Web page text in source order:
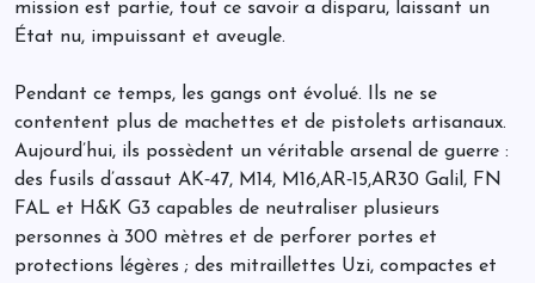
mission est partie, tout ce savoir a disparu, laissant un
État nu, impuissant et aveugle.
Pendant ce temps, les gangs ont évolué. Ils ne se
contentent plus de machettes et de pistolets artisanaux.
Aujourd’hui, ils possèdent un véritable arsenal de guerre :
des fusils d’assaut AK‑47, M14, M16,AR‑15,AR30 Galil, FN
FAL et H&K G3 capables de neutraliser plusieurs
personnes à 300 mètres et de perforer portes et
protections légères ; des mitraillettes Uzi, compactes et